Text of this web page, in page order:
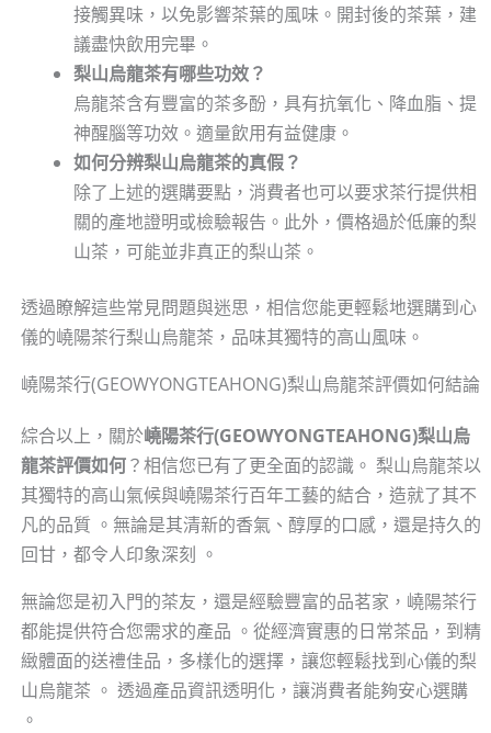
接觸異味，以免影響茶葉的風味。開封後的茶葉，建
議盡快飲用完畢。
梨山烏龍茶有哪些功效？
烏龍茶含有豐富的茶多酚，具有抗氧化、降血脂、提
神醒腦等功效。適量飲用有益健康。
如何分辨梨山烏龍茶的真假？
除了上述的選購要點，消費者也可以要求茶行提供相
關的產地證明或檢驗報告。此外，價格過於低廉的梨
山茶，可能並非真正的梨山茶。
透過瞭解這些常見問題與迷思，相信您能更輕鬆地選購到心
儀的嶢陽茶行梨山烏龍茶，品味其獨特的高山風味。
嶢陽茶行(GEOWYONGTEAHONG)梨山烏龍茶評價如何結論
綜合以上，關於嶢陽茶行(GEOWYONGTEAHONG)梨山烏
龍茶評價如何？相信您已有了更全面的認識。 梨山烏龍茶以
其獨特的高山氣候與嶢陽茶行百年工藝的結合，造就了其不
凡的品質 。無論是其清新的香氣、醇厚的口感，還是持久的
回甘，都令人印象深刻 。
無論您是初入門的茶友，還是經驗豐富的品茗家，嶢陽茶行
都能提供符合您需求的產品 。從經濟實惠的日常茶品，到精
緻體面的送禮佳品，多樣化的選擇，讓您輕鬆找到心儀的梨
山烏龍茶 。 透過產品資訊透明化，讓消費者能夠安心選購
。